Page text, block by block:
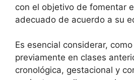
con el objetivo de fomentar
adecuado de acuerdo a su
Es esencial considerar,
previamente en clases
cronológica, gestacional y